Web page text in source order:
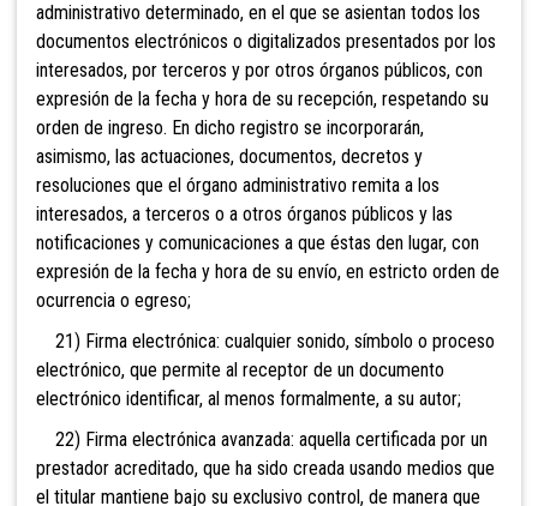
administrativo determinado, en el que se asientan todos los
documentos electrónicos o digitalizados presentados por los
interesados, por terceros y por otros órganos públicos, con
expresión de la fecha y hora de su recepción, respetando su
orden de ingreso. En dicho registro se incorporarán,
asimismo, las actuaciones, documentos, decretos y
resoluciones que el órgano administrativo remita a los
interesados, a terceros o a otros órganos públicos y las
notificaciones y comunicaciones a que éstas den lugar, con
expresión de la fecha y hora de su envío, en estricto orden de
ocurrencia o egreso;
21) Firma electrónica: cualquier sonido, símbolo o proceso
electrónico, que permite al receptor de un documento
electrónico identificar, al menos formalmente, a su autor;
22) Firma electrónica avanzada: aquella certificada por un
prestador acreditado, que ha sido creada usando medios que
el titular mantiene bajo su exclusivo control, de manera que